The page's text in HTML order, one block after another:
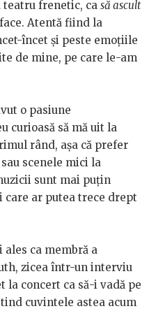
teatru frenetic, ca să ascult
Atentă fiind la
încet și peste emoțiile
de mine, pe care le-am
o pasiune
curioasă să mă uit la
rând, așa că prefer
scenele mici la
sunt mai puțin
care ar putea trece drept
ales ca membră a
zicea într-un interviu
la concert ca să-i vadă pe
cuvintele astea acum